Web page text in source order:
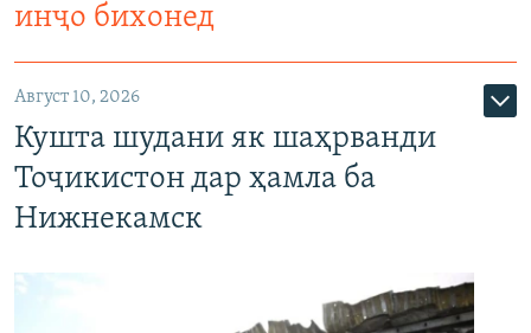
инҷо бихонед
Август 10, 2026
Кушта шудани як шаҳрванди
Тоҷикистон дар ҳамла ба
Нижнекамск